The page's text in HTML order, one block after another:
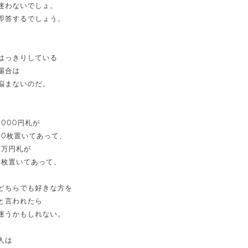
わないでしょ。
答するでしょう。
っきりしている
合は
まないのだ。
円札が
枚置いてあって、
万円札が
置いてあって、
ちらでも好きな方を
言われたら
うかもしれない。
は